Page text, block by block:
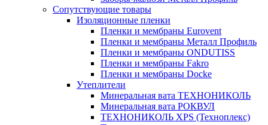
Сопутствующие товары
Изоляционные пленки
Пленки и мембраны Eurovent
Пленки и мембраны Металл Профиль
Пленки и мембраны ONDUTISS
Пленки и мембраны Fakro
Пленки и мембраны Docke
Утеплители
Минеральная вата ТЕХНОНИКОЛЬ
Минеральная вата РОКВУЛ
ТЕХНОНИКОЛЬ XPS (Техноплекс)